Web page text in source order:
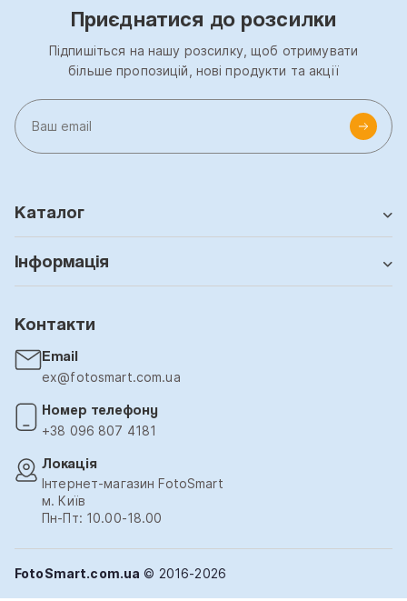
Приєднатися до розсилки
Підпишіться на нашу розсилку, щоб отримувати
більше пропозицій, нові продукти та акції
Каталог
Інформація
Контакти
Email
ex@fotosmart.com.ua
Номер телефону
+38 096 807 4181
Локація
Інтернет-магазин FotoSmart
м. Київ
Пн-Пт: 10.00-18.00
FotoSmart.com.ua © 2016-2026